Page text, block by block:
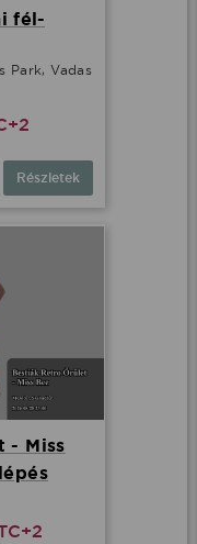
fél-
Park, Vadas
Részletek
- Miss